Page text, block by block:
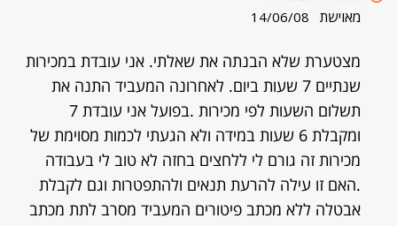
מאוישת 14/06/08
מצטערת שלא הבנתה את שאלתי. אני עובדת במכירות
שנתיים 7 שעות ביום. לאחרונה המעביד התנה את
תשלום השעות לפי מכירות .בפועל אני עובדת 7
ומקבלת 6 שעות במידה ולא הגעתי לכמות מסוימת של
מכירות זה גורם לי ללחצים בחזה לא טוב לי בעבודה
.האם זו עילה להרעת תנאים ולהתפטרות וגם לקבלת
אבטלה ללא מכתב פיטורים המעביד מסרב לתת מכתב